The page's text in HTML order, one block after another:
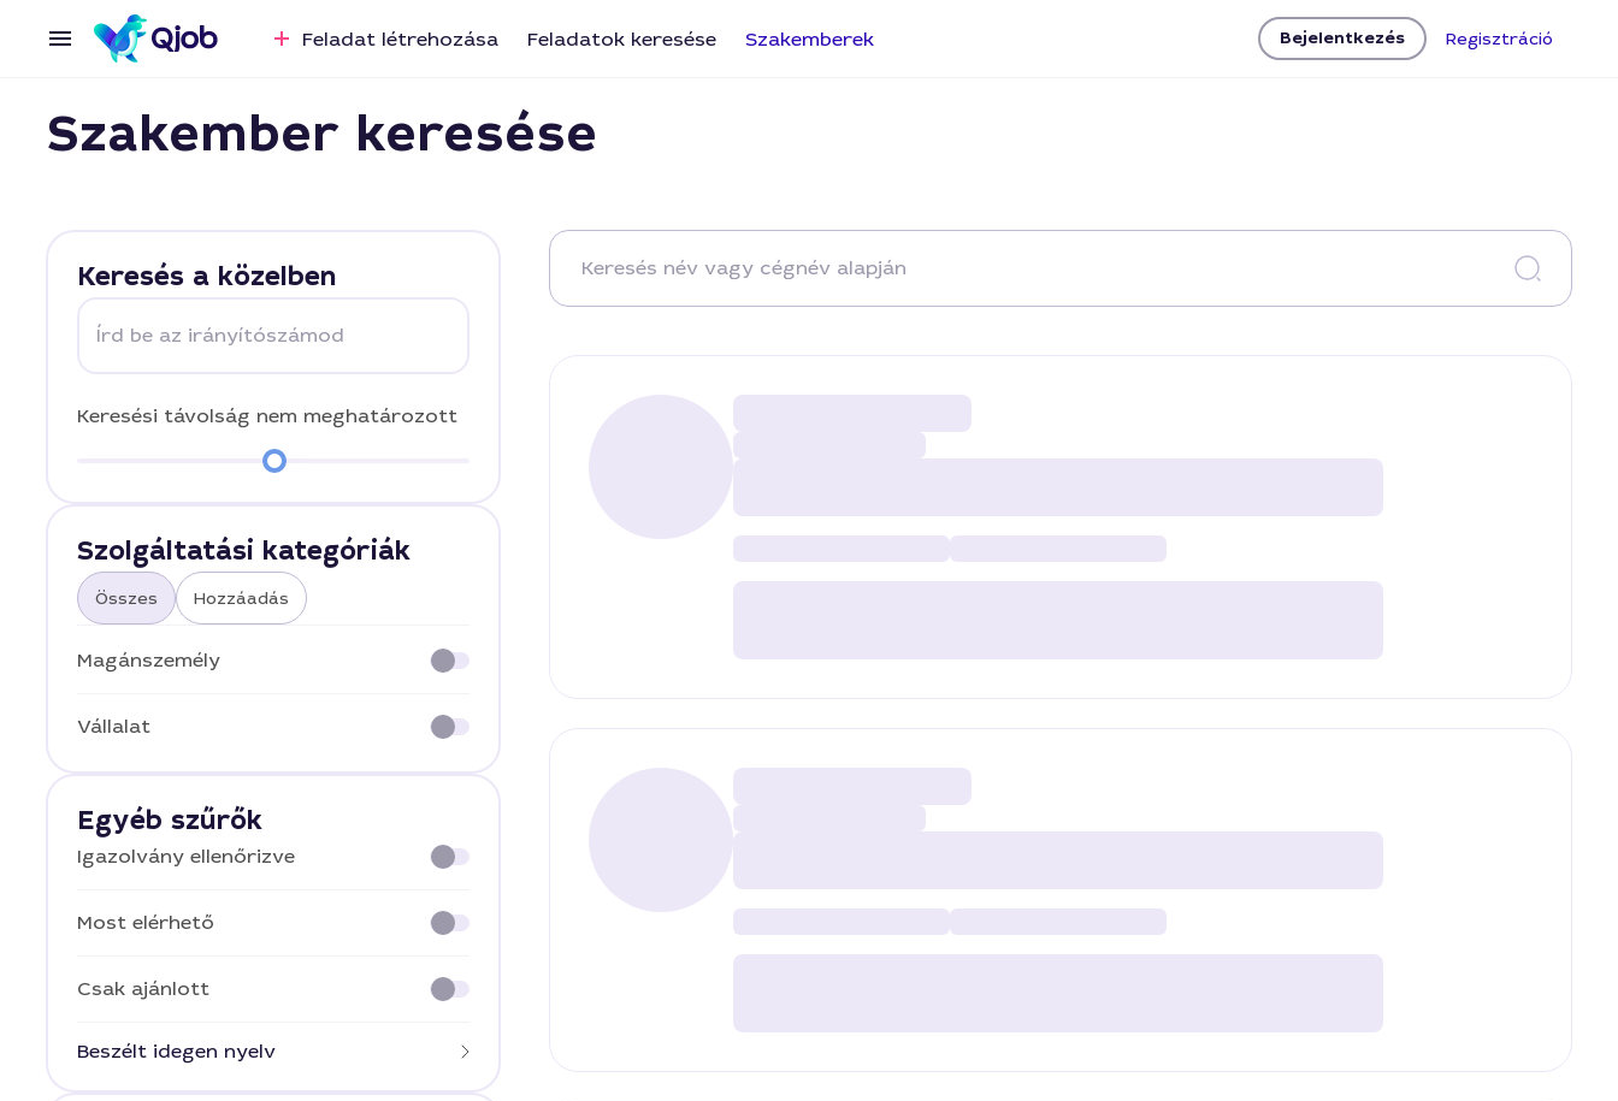
Feladat létrehozása Feladatok keresése Szakemberek Bejelentkezés Regisztráció
Szakember keresése
Keresés a közelben
Írd be az irányítószámod
Keresési távolság nem meghatározott
Szolgáltatási kategóriák
Összes Hozzáadás
Magánszemély
Vállalat
Egyéb szűrők
Igazolvány ellenőrizve
Most elérhető
Csak ajánlott
Beszélt idegen nyelv